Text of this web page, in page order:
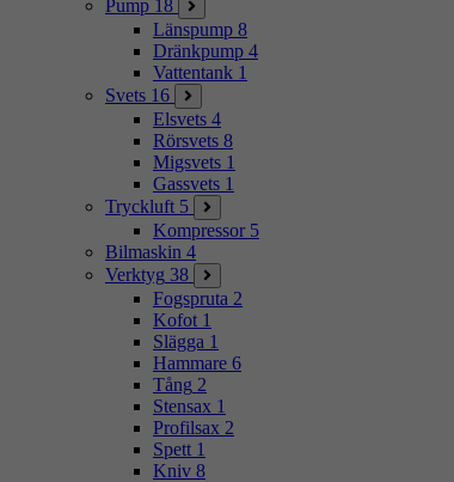
Pump 18
Länspump 8
Dränkpump 4
Vattentank 1
Svets 16
Elsvets 4
Rörsvets 8
Migsvets 1
Gassvets 1
Tryckluft 5
Kompressor 5
Bilmaskin 4
Verktyg 38
Fogspruta 2
Kofot 1
Slägga 1
Hammare 6
Tång 2
Stensax 1
Profilsax 2
Spett 1
Kniv 8